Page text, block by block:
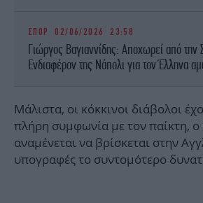
ΣΠΟΡ 02/06/2026 23:58
Γιώργος Βαγιαννίδης: Αποχωρεί από την
Ενδιαφέρον της Νάπολι για τον Έλληνα
Mάλιστα, οι κόκκινοι διάβολοι
πλήρη συμφωνία με τον παίκτη, ο
αναμένεται να βρίσκεται στην
υπογραφές το συντομότερο